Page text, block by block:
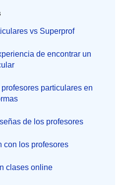
vs Superprof
de encontrar un
particulares en
de los profesores
con los profesores
clases online